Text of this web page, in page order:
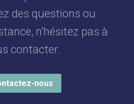
des questions ou
n’hésitez pas à
contacter.
nous